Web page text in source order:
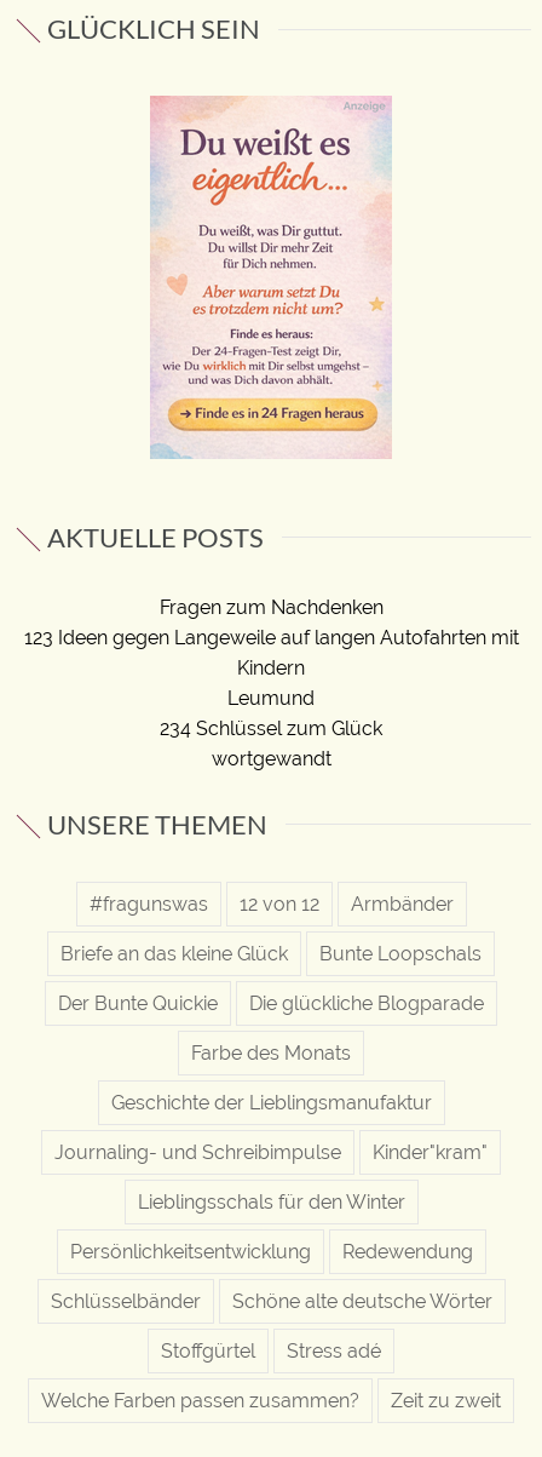
GLÜCKLICH SEIN
AKTUELLE POSTS
Fragen zum Nachdenken
123 Ideen gegen Langeweile auf langen Autofahrten mit
Kindern
Leumund
234 Schlüssel zum Glück
wortgewandt
UNSERE THEMEN
#fragunswas 12 von 12 Armbänder
Briefe an das kleine Glück Bunte Loopschals
Der Bunte Quickie Die glückliche Blogparade
Farbe des Monats
Geschichte der Lieblingsmanufaktur
Journaling- und Schreibimpulse Kinder"kram"
Lieblingsschals für den Winter
Persönlichkeitsentwicklung Redewendung
Schlüsselbänder Schöne alte deutsche Wörter
Stoffgürtel Stress adé
Welche Farben passen zusammen? Zeit zu zweit